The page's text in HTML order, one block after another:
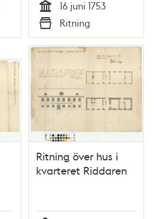
Tid
16 juni 1753
Typ
Ritning
Ritning över hus i
kvarteret Riddaren